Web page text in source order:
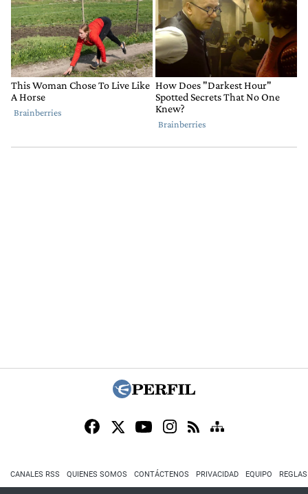
CANALES RSS QUIENES SOMOS CONTÁCTENOS PRIVACIDAD EQUIPO